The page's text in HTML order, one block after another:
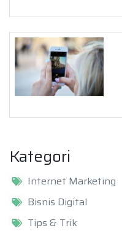
Kategori
Internet Marketing
Bisnis Digital
Tips & Trik